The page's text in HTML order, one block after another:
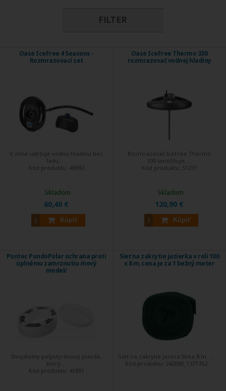
FILTER
Oase IceFree 4 Seasons -
Rozmrazovací set
V zime udržuje vodnú hladinu bez
ľadu, ...
Kód produktu: 49992
60,40 €
Kúpiť
Skladom
Oase IceFree Thermo 330
rozmrazovač vodnej hladiny
Rozmrazovač IceFree Thermo
330 umožňuje, ...
Kód produktu: 51231
120,90 €
Kúpiť
Skladom
Pontec PondoPolar ochrana proti
úplnému zamrznutiu /nový
model/
Dvojdielny polystyrénový plavák,
ktorý ...
Kód produktu: 41891
Sieť na zakrytie jazierka v roli 100
x 8 m, cena je za 1 bežný meter
Sieť na zakrytie jazera šírka 8 m. ...
Kód produktu: 242090_1371352